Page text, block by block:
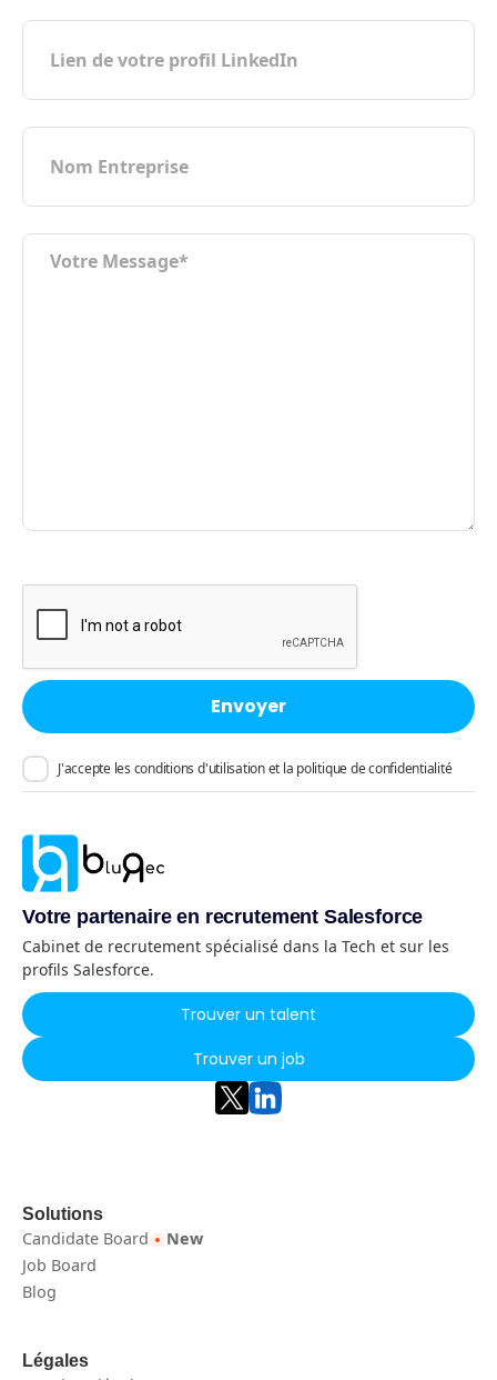
J'accepte les conditions d'utilisation et la politique de confidentialité
Votre partenaire en recrutement Salesforce
Cabinet de recrutement spécialisé dans la Tech et sur les
profils Salesforce.
Trouver un talent
Trouver un job
Solutions
Candidate Board
New
Job Board
Blog
Légales